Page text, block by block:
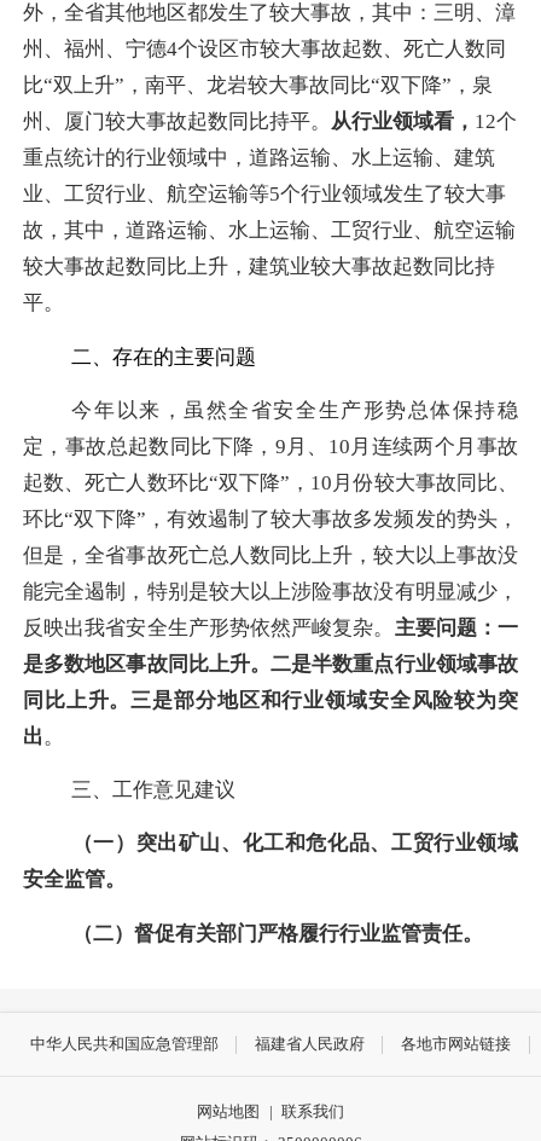
外，全省其他地区都发生了较大事故，其中：三明、漳
州、福州、宁德4个设区市较大事故起数、死亡人数同
比“双上升”，南平、龙岩较大事故同比“双下降”，泉
州、厦门较大事故起数同比持平。 从行业领域看， 12个
重点统计的行业领域中， 道路运输、水上运输、建筑
业、工贸行业、航空运输等5个行业领域发生了较大事
故，其中， 道路运输、水上运输、工贸行业、航空运输
较大事故起数同比上升，建筑业较大事故起数同比持
平。
二、存在的主要问题
今年以来，虽然全省安全生产形势总体保持稳
定，事故总起数同比下降， 9 月、 10 月连续两个月事故
起数、死亡人数环比“双下降”， 10 月份较大事故同比、
环比“双下降”，有效遏制了较大事故多发频发的势头，
但是，全省事故死亡总人数同比上升，较大以上事故没
能完全遏制，特别是较大以上涉险事故没有明显减少，
反映出我省安全生产形势依然严峻复杂。 主要问题：一
是多数地区事故同比上升。二是半数重点行业领域事故
同比上升。 三是部分地区和行业领域安全风险较为突
出 。
三、工作意见建议
（一）突出矿山、化工和危化品、工贸行业领域
安全监管。
（二）督促有关部门严格履行行业监管责任。
中华人民共和国应急管理部 福建省人民政府 各地市网站链接
网站地图 | 联系我们